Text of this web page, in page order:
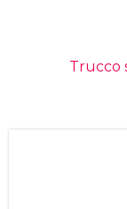
Trucco